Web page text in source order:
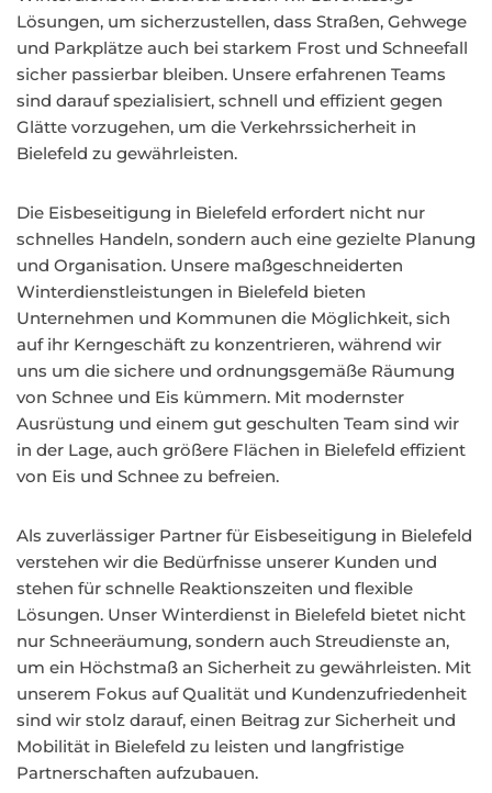
Lösungen, um sicherzustellen, dass Straßen, Gehwege
und Parkplätze auch bei starkem Frost und Schneefall
sicher passierbar bleiben. Unsere erfahrenen Teams
sind darauf spezialisiert, schnell und effizient gegen
Glätte vorzugehen, um die Verkehrssicherheit in
Bielefeld zu gewährleisten.
Die Eisbeseitigung in Bielefeld erfordert nicht nur
schnelles Handeln, sondern auch eine gezielte Planung
und Organisation. Unsere maßgeschneiderten
Winterdienstleistungen in Bielefeld bieten
Unternehmen und Kommunen die Möglichkeit, sich
auf ihr Kerngeschäft zu konzentrieren, während wir
uns um die sichere und ordnungsgemäße Räumung
von Schnee und Eis kümmern. Mit modernster
Ausrüstung und einem gut geschulten Team sind wir
in der Lage, auch größere Flächen in Bielefeld effizient
von Eis und Schnee zu befreien.
Als zuverlässiger Partner für Eisbeseitigung in Bielefeld
verstehen wir die Bedürfnisse unserer Kunden und
stehen für schnelle Reaktionszeiten und flexible
Lösungen. Unser Winterdienst in Bielefeld bietet nicht
nur Schneeräumung, sondern auch Streudienste an,
um ein Höchstmaß an Sicherheit zu gewährleisten. Mit
unserem Fokus auf Qualität und Kundenzufriedenheit
sind wir stolz darauf, einen Beitrag zur Sicherheit und
Mobilität in Bielefeld zu leisten und langfristige
Partnerschaften aufzubauen.